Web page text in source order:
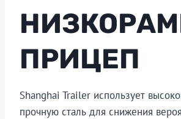
ПРИЦЕП
Shanghai Trailer использует
прочную сталь для снижения